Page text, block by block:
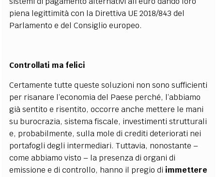
piena legittimità con la Direttiva UE 2018/843 del
Parlamento e del Consiglio europeo.
Controllati ma felici
Certamente tutte queste soluzioni non sono sufficienti
per risanare l’economia del Paese perché, l’abbiamo
già sentito e risentito, occorre anche mettere le mani
su burocrazia, sistema fiscale, investimenti strutturali
e, probabilmente, sulla mole di crediti deteriorati nei
portafogli degli intermediari. Tuttavia, nonostante –
come abbiamo visto – la presenza di organi di
emissione e di controllo, hanno il pregio di immettere